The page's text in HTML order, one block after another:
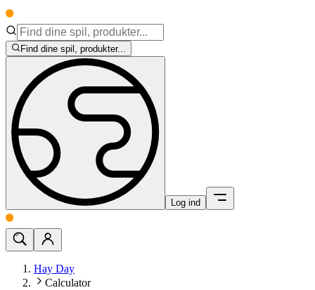
Find dine spil, produkter...
Log ind
Hay Day
Calculator